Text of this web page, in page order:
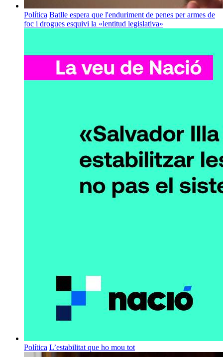
Política Batlle espera que l'enduriment de penes per armes de
foc i drogues esquivi la «lentitud legislativa»
Política L’estabilitat que ho mou tot